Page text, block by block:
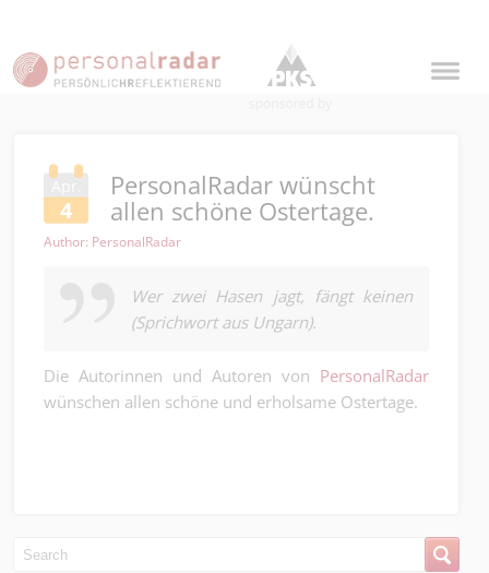
Apr.
4
PersonalRadar wünscht
allen schöne Ostertage.
Author: PersonalRadar
Wer zwei Hasen jagt, fängt keinen
(Sprichwort aus Ungarn).
Die Autorinnen und Autoren von PersonalRadar
wünschen allen schöne und erholsame Ostertage.